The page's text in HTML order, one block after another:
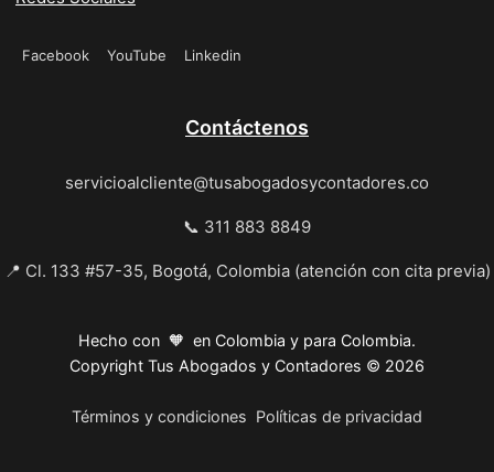
Facebook YouTube Linkedin
Contáctenos
servicioalcliente@tusabogadosycontadores.co
📞 311 883 8849
📍 Cl. 133 #57-35, Bogotá, Colombia (atención con cita previa)
Hecho con 🧡 en Colombia y para Colombia.
Copyright Tus Abogados y Contadores © 2026
Términos y condiciones Políticas de privacidad